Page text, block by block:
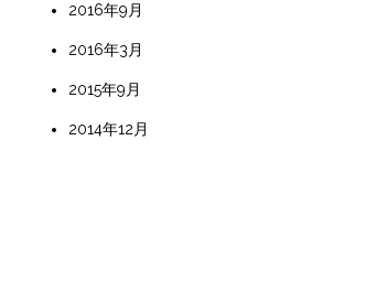
2016年9月
2016年3月
2015年9月
2014年12月